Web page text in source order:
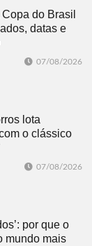
do Brasil
datas e
07/08/2026
lota
o clássico
07/08/2026
por que o
mundo mais